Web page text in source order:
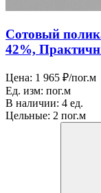
Сотовый
42%,
Цена: 1 965 ₽/пог.м
Ед. изм: пог.м
В наличии: 4 ед.
Цельные: 2 пог.м